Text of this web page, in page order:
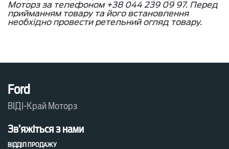
Моторз за телефоном +38 044 239 09 97. Перед
прийманням товару та його встановлення
необхідно провести ретельний огляд товару.
Ford
ВІДІ-Край Моторз
Зв’яжіться з нами
ВІДДІЛ ПРОДАЖУ